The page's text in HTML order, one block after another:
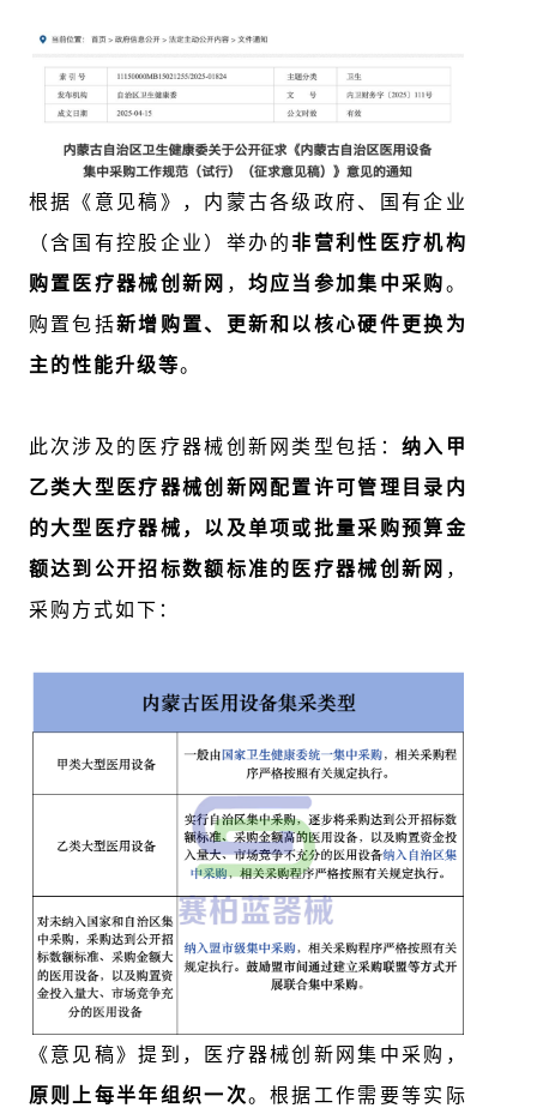
根据《意见稿》， 内蒙古各级政府、国有企业
（含国有控股企业）举办的非营利性医疗机构
购置医疗器械创新网 ， 均应当参加集中采购。
购置包括新增购置、更新和以核心硬件更换为
主的性能升级等。
此次涉及的医疗器械创新网类型包括： 纳入甲
乙类大型医疗器械创新网配置许可管理目录内
的大型医疗器械，以及单项或批量采购预算金
额达到公开招标数额标准的医疗器械创新网 ，
采购方式如下：
《意见稿》提到，
医疗器械创新网集中采购，
原则上每半年组织一次。根据工作需要等实际